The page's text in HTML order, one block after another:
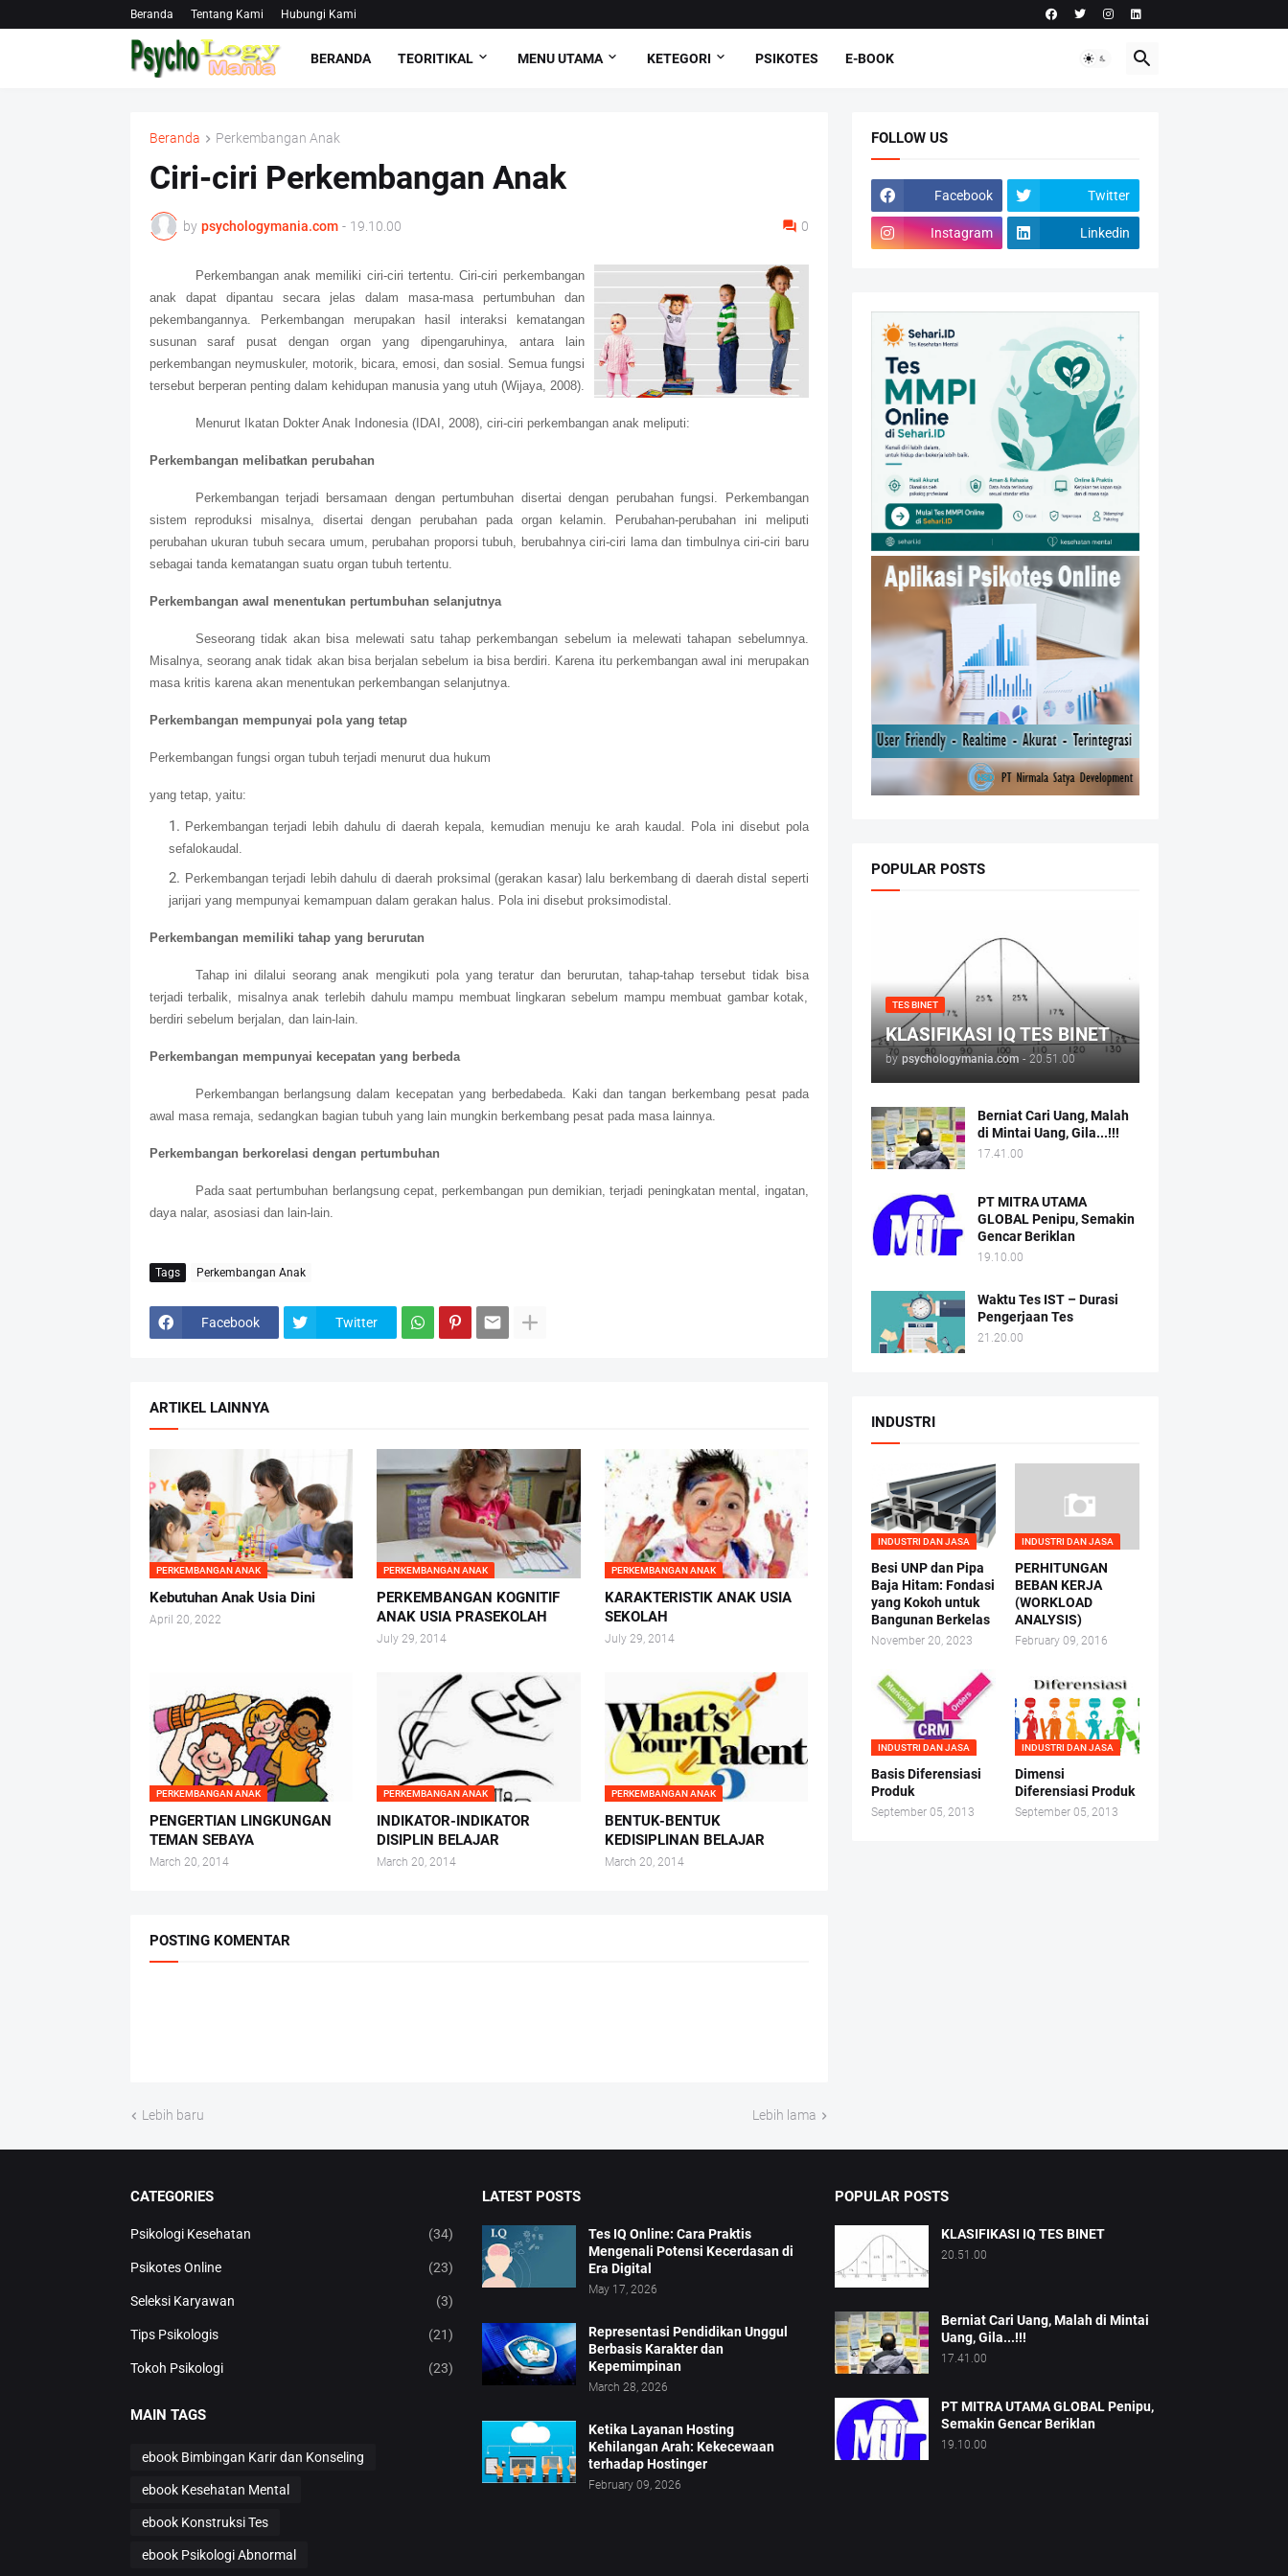
Beranda Tentang Kami Hubungi Kami
BERANDA TEORITIKAL MENU UTAMA KETEGORI PSIKOTES E-BOOK
Beranda Perkembangan Anak
Ciri-ciri Perkembangan Anak
by psychologymania.com - 19.10.00 0
Perkembangan anak memiliki ciri-ciri tertentu. Ciri-ciri perkembangan
anak dapat dipantau secara jelas dalam masa-masa pertumbuhan dan
pekembangannya. Perkembangan merupakan hasil interaksi kematangan
susunan saraf pusat dengan organ yang dipengaruhinya, antara lain
perkembangan neymuskuler, motorik, bicara, emosi, dan sosial. Semua fungsi
tersebut berperan penting dalam kehidupan manusia yang utuh (Wijaya, 2008).
Menurut Ikatan Dokter Anak Indonesia (IDAI, 2008), ciri-ciri perkembangan anak meliputi:
Perkembangan melibatkan perubahan
Perkembangan terjadi bersamaan dengan pertumbuhan disertai dengan perubahan fungsi. Perkembangan
sistem reproduksi misalnya, disertai dengan perubahan pada organ kelamin. Perubahan-perubahan ini meliputi
perubahan ukuran tubuh secara umum, perubahan proporsi tubuh, berubahnya ciri-ciri lama dan timbulnya ciri-ciri baru
sebagai tanda kematangan suatu organ tubuh tertentu.
Perkembangan awal menentukan pertumbuhan selanjutnya
Seseorang tidak akan bisa melewati satu tahap perkembangan sebelum ia melewati tahapan sebelumnya.
Misalnya, seorang anak tidak akan bisa berjalan sebelum ia bisa berdiri. Karena itu perkembangan awal ini merupakan
masa kritis karena akan menentukan perkembangan selanjutnya.
Perkembangan mempunyai pola yang tetap
Perkembangan fungsi organ tubuh terjadi menurut dua hukum
yang tetap, yaitu:
Perkembangan terjadi lebih dahulu di daerah kepala, kemudian menuju ke arah kaudal. Pola ini disebut pola
sefalokaudal.
Perkembangan terjadi lebih dahulu di daerah proksimal (gerakan kasar) lalu berkembang di daerah distal seperti
jarijari yang mempunyai kemampuan dalam gerakan halus. Pola ini disebut proksimodistal.
Perkembangan memiliki tahap yang berurutan
Tahap ini dilalui seorang anak mengikuti pola yang teratur dan berurutan, tahap-tahap tersebut tidak bisa
terjadi terbalik, misalnya anak terlebih dahulu mampu membuat lingkaran sebelum mampu membuat gambar kotak,
berdiri sebelum berjalan, dan lain-lain.
Perkembangan mempunyai kecepatan yang berbeda
Perkembangan berlangsung dalam kecepatan yang berbedabeda. Kaki dan tangan berkembang pesat pada
awal masa remaja, sedangkan bagian tubuh yang lain mungkin berkembang pesat pada masa lainnya.
Perkembangan berkorelasi dengan pertumbuhan
Pada saat pertumbuhan berlangsung cepat, perkembangan pun demikian, terjadi peningkatan mental, ingatan,
daya nalar, asosiasi dan lain-lain.
Tags Perkembangan Anak
Facebook Twitter
ARTIKEL LAINNYA
PERKEMBANGAN ANAK
Kebutuhan Anak Usia Dini
April 20, 2022
PERKEMBANGAN ANAK
PERKEMBANGAN KOGNITIF
ANAK USIA PRASEKOLAH
July 29, 2014
PERKEMBANGAN ANAK
KARAKTERISTIK ANAK USIA
SEKOLAH
July 29, 2014
PERKEMBANGAN ANAK
PENGERTIAN LINGKUNGAN
TEMAN SEBAYA
March 20, 2014
PERKEMBANGAN ANAK
INDIKATOR-INDIKATOR
DISIPLIN BELAJAR
March 20, 2014
PERKEMBANGAN ANAK
BENTUK-BENTUK
KEDISIPLINAN BELAJAR
March 20, 2014
POSTING KOMENTAR
Lebih baru Lebih lama
FOLLOW US
Facebook Twitter
Instagram Linkedin
POPULAR POSTS
TES BINET
KLASIFIKASI IQ TES BINET
by psychologymania.com - 20.51.00
Berniat Cari Uang, Malah
di Mintai Uang, Gila...!!!
17.41.00
PT MITRA UTAMA
GLOBAL Penipu, Semakin
Gencar Beriklan
19.10.00
Waktu Tes IST – Durasi
Pengerjaan Tes
21.20.00
INDUSTRI
INDUSTRI DAN JASA
Besi UNP dan Pipa
Baja Hitam: Fondasi
yang Kokoh untuk
Bangunan Berkelas
November 20, 2023
INDUSTRI DAN JASA
PERHITUNGAN
BEBAN KERJA
(WORKLOAD
ANALYSIS)
February 09, 2016
INDUSTRI DAN JASA
Basis Diferensiasi
Produk
September 05, 2013
INDUSTRI DAN JASA
Dimensi
Diferensiasi Produk
September 05, 2013
CATEGORIES
Psikologi Kesehatan (34)
Psikotes Online (23)
Seleksi Karyawan (3)
Tips Psikologis (21)
Tokoh Psikologi (23)
MAIN TAGS
ebook Bimbingan Karir dan Konseling
ebook Kesehatan Mental
ebook Konstruksi Tes
ebook Psikologi Abnormal
LATEST POSTS
Tes IQ Online: Cara Praktis
Mengenali Potensi Kecerdasan di
Era Digital
May 17, 2026
Representasi Pendidikan Unggul
Berbasis Karakter dan
Kepemimpinan
March 28, 2026
Ketika Layanan Hosting
Kehilangan Arah: Kekecewaan
terhadap Hostinger
February 09, 2026
POPULAR POSTS
KLASIFIKASI IQ TES BINET
20.51.00
Berniat Cari Uang, Malah di Mintai
Uang, Gila...!!!
17.41.00
PT MITRA UTAMA GLOBAL Penipu,
Semakin Gencar Beriklan
19.10.00